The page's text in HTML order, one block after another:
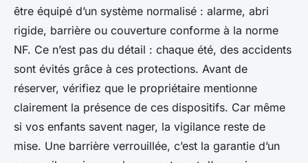
être équipé d’un système normalisé : alarme, abri
rigide, barrière ou couverture conforme à la norme
NF. Ce n’est pas du détail : chaque été, des accidents
sont évités grâce à ces protections. Avant de
réserver, vérifiez que le propriétaire mentionne
clairement la présence de ces dispositifs. Car même
si vos enfants savent nager, la vigilance reste de
mise. Une barrière verrouillée, c’est la garantie d’un